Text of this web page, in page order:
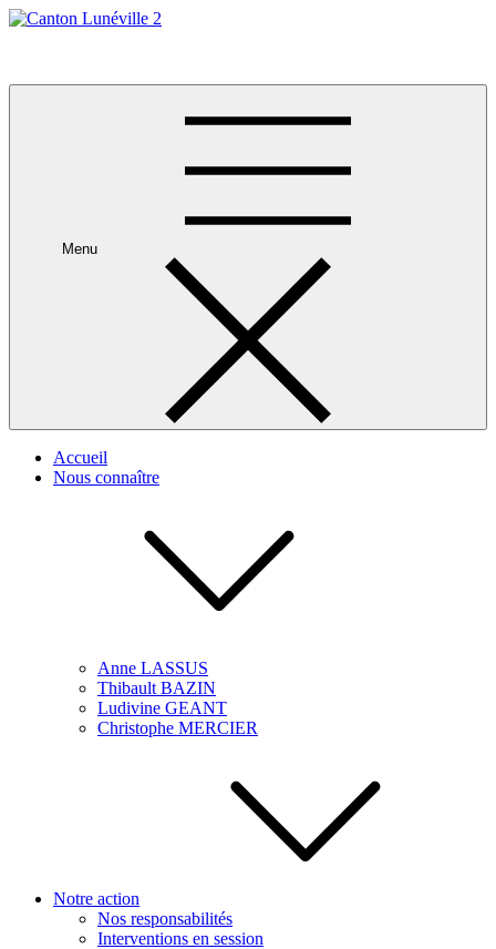
Skip
Menu
Accueil
Nous connaître
Anne LASSUS
Thibault BAZIN
Ludivine GEANT
Christophe MERCIER
Notre action
Nos responsabilités
Interventions en session